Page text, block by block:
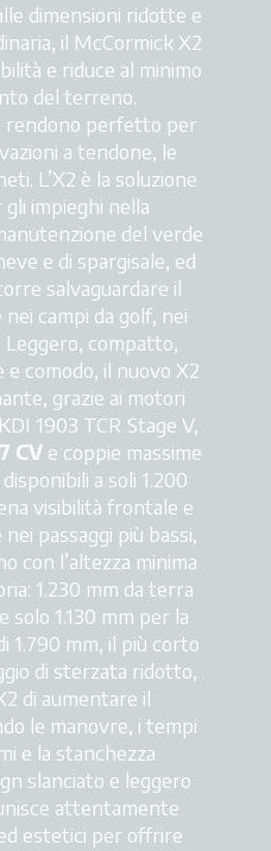
dimensioni ridotte e
il McCormick X2
e riduce al minimo
del terreno.
rendono perfetto per
a tendone, le
L’X2 è la soluzione
impieghi nella
del verde
e di spargisale, ed
salvaguardare il
campi da golf, nei
Leggero, compatto,
comodo, il nuovo X2
grazie ai motori
1903 TCR Stage V,
CVe coppie massime
a soli 1.200
visibilità frontale e
passaggi più bassi,
con l’altezza minima
1.230 mm da terra
solo 1.130 mm per la
1.790 mm, il più corto
di sterzata ridotto,
di aumentare il
le manovre, i tempi
e la stanchezza
slanciato e leggero
attentamente
estetici per offrire